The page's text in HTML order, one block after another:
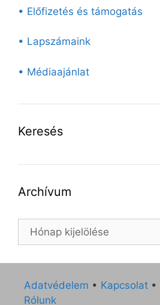
• Előfizetés és támogatás
• Lapszámaink
• Médiaajánlat
Keresés
Archívum
Archívum
Adatvédelem • Kapcsolat •
Rólunk